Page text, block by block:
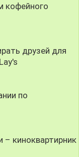
кофейного
друзей для
по
киноквартирник